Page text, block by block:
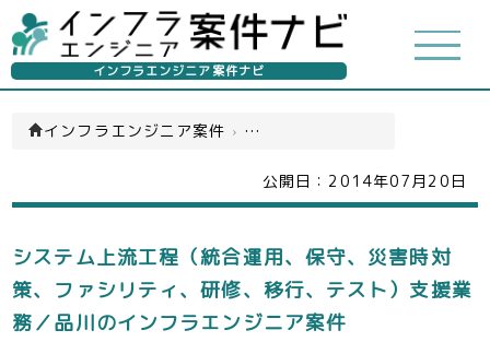
インフラエンジニア案件ナビ
インフラエンジニア案件 › サーバーエンジニア(一覧)
公開日： 2014年07月20日
システム上流工程（統合運用、保守、災害時対
策、ファシリティ、研修、移行、テスト）支援業
務／品川のインフラエンジニア案件